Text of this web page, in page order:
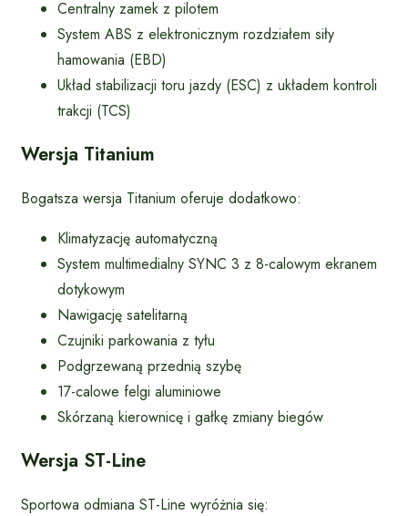
Centralny zamek z pilotem
System ABS z elektronicznym rozdziałem siły
hamowania (EBD)
Układ stabilizacji toru jazdy (ESC) z układem kontroli
trakcji (TCS)
Wersja Titanium
Bogatsza wersja Titanium oferuje dodatkowo:
Klimatyzację automatyczną
System multimedialny SYNC 3 z 8-calowym ekranem
dotykowym
Nawigację satelitarną
Czujniki parkowania z tyłu
Podgrzewaną przednią szybę
17-calowe felgi aluminiowe
Skórzaną kierownicę i gałkę zmiany biegów
Wersja ST-Line
Sportowa odmiana ST-Line wyróżnia się: